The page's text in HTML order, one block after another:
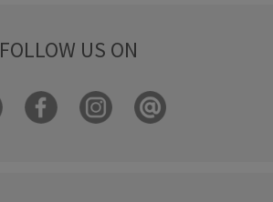
FOLLOW US ON